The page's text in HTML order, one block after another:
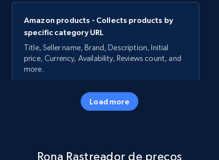
Amazon products - Collects products by
specific category URL
Title, Seller name, Brand, Description, Initial
price, Currency, Availability, Reviews count, and
more.
5.7K+ Comece agora
specific keywords
Load more
Rona Rastreador de preços